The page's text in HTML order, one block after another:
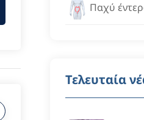
Παχύ
Τελευταία